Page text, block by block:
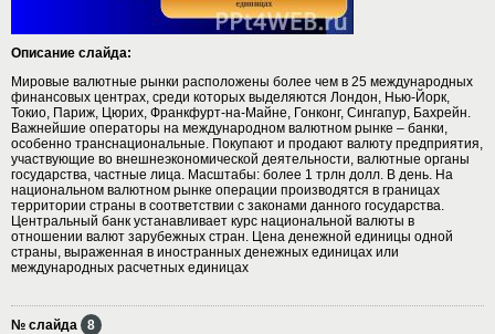
Описание слайда:
Мировые валютные рынки расположены более чем в 25 международных
финансовых центрах, среди которых выделяются Лондон, Нью-Йорк,
Токио, Париж, Цюрих, Франкфурт-на-Майне, Гонконг, Сингапур, Бахрейн.
Важнейшие операторы на международном валютном рынке – банки,
особенно транснациональные. Покупают и продают валюту предприятия,
участвующие во внешнеэкономической деятельности, валютные органы
государства, частные лица. Масштабы: более 1 трлн долл. В день. На
национальном валютном рынке операции производятся в границах
территории страны в соответствии с законами данного государства.
Центральный банк устанавливает курс национальной валюты в
отношении валют зарубежных стран. Цена денежной единицы одной
страны, выраженная в иностранных денежных единицах или
международных расчетных единицах
№ слайда 8